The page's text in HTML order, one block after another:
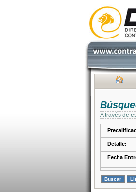
A través de
Detalle:
Fecha